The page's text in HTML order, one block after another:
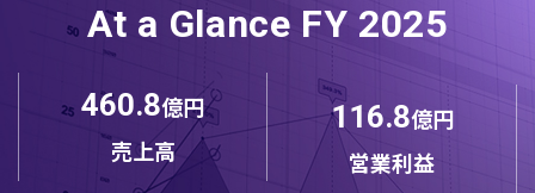
At a Glance FY 2025
460.8億円
売上高
116.8億円
営業利益